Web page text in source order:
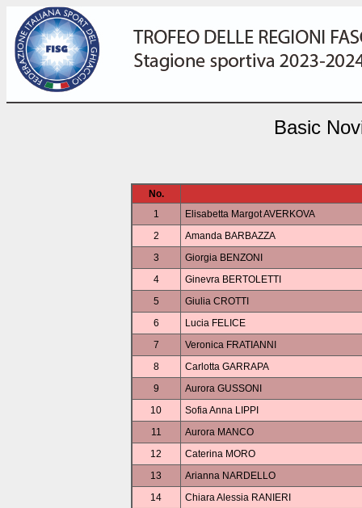
Basic
No.
1
Elisabetta Margot AVERKOVA
2
Amanda BARBAZZA
3
Giorgia BENZONI
4
Ginevra BERTOLETTI
5
Giulia CROTTI
6
Lucia FELICE
7
Veronica FRATIANNI
8
Carlotta GARRAPA
9
Aurora GUSSONI
10
Sofia Anna LIPPI
11
Aurora MANCO
12
Caterina MORO
13
Arianna NARDELLO
14
Chiara Alessia RANIERI